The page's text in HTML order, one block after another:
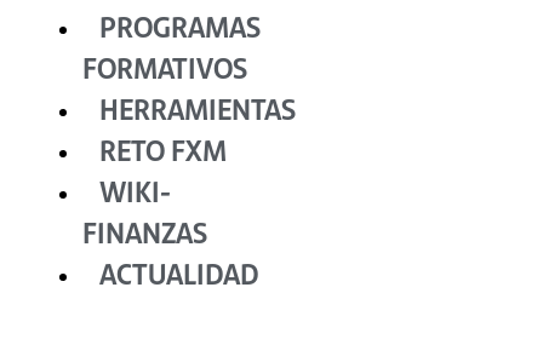
PROGRAMAS
FORMATIVOS
HERRAMIENTAS
RETO FXM
WIKI-
FINANZAS
ACTUALIDAD